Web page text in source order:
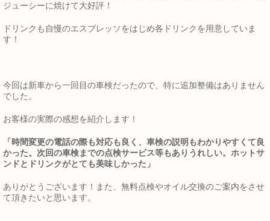
ジューシーに焼けて大好評！
ドリンクも自慢のエスプレッソをはじめ各ドリンクを用意していま
す！
今回は新車から一回目の車検だったので、特に追加整備はありません
でした。
お客様の実際の感想を紹介します！
「時間変更の電話の際も対応も良く、車検の説明もわかりやすくて良
かった。次回の車検までの点検サービス等もありうれしい。ホットサ
ンドとドリンクがとても美味しかった」
ありがとうございます！また、無料点検やオイル交換のご案内をさせ
て頂きたいと思います。